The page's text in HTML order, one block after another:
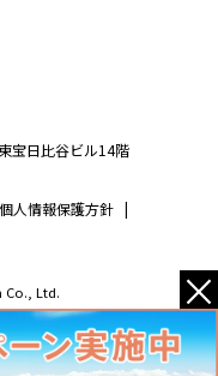
個人情報保護方針 |
宝日比谷ビル14階
Co., Ltd. ×